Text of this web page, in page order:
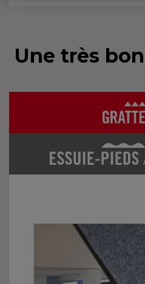
Une très